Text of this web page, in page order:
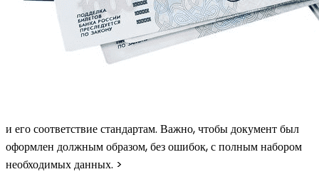
и его соответствие стандартам. Важно, чтобы документ был
оформлен должным образом, без ошибок, с полным набором
необходимых данных. >